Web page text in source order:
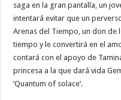
saga en la gran pantalla, un
intentará evitar que un
Arenas del Tiempo, un don de
tiempo y le convertirá en el
contará con el apoyo de
princesa a la que dará vida
‘Quantum of solace’.